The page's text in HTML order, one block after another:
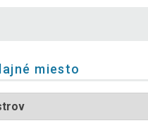
miesto